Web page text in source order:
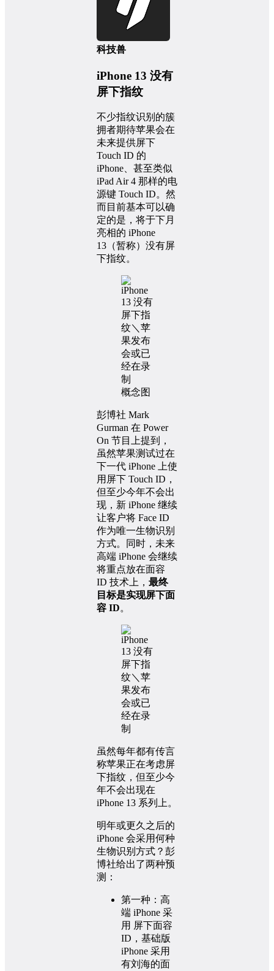
科技兽
iPhone 13 没有
屏下指纹
不少指纹识别的簇
拥者期待苹果会在
未来提供屏下
Touch ID 的
iPhone、甚至类似
iPad Air 4 那样的电
源键 Touch ID。然
而目前基本可以确
定的是，将于下月
亮相的 iPhone
13（暂称）没有屏
下指纹。
概念图
彭博社 Mark
Gurman 在 Power
On 节目上提到，
虽然苹果测试过在
下一代 iPhone 上使
用屏下 Touch ID，
但至少今年不会出
现，新 iPhone 继续
让客户将 Face ID
作为唯一生物识别
方式。同时，未来
高端 iPhone 会继续
将重点放在面容
ID 技术上， 最终
目标是实现屏下面
容 ID。
虽然每年都有传言
称苹果正在考虑屏
下指纹，但至少今
年不会出现在
iPhone 13 系列上。
明年或更久之后的
iPhone 会采用何种
生物识别方式？彭
博社给出了两种预
测：
第一种：高
端 iPhone 采
用 屏下面容
ID，基础版
iPhone 采用
有刘海的面